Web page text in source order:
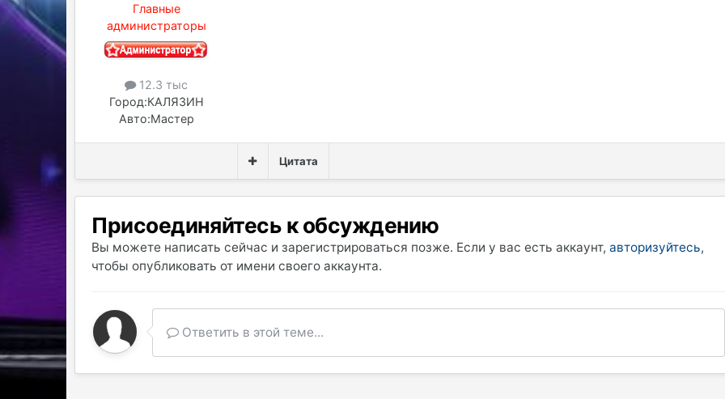
Главные
администраторы
12.3 тыс
Город:КАЛЯЗИН
Авто:Мастер
Цитата
Присоединяйтесь к обсуждению
Вы можете написать сейчас и зарегистрироваться позже. Если у вас есть аккаунт,авторизуйтесь,
чтобы опубликовать от имени своего аккаунта.
Ответить в этой теме...